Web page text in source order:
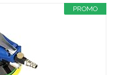
PROMO